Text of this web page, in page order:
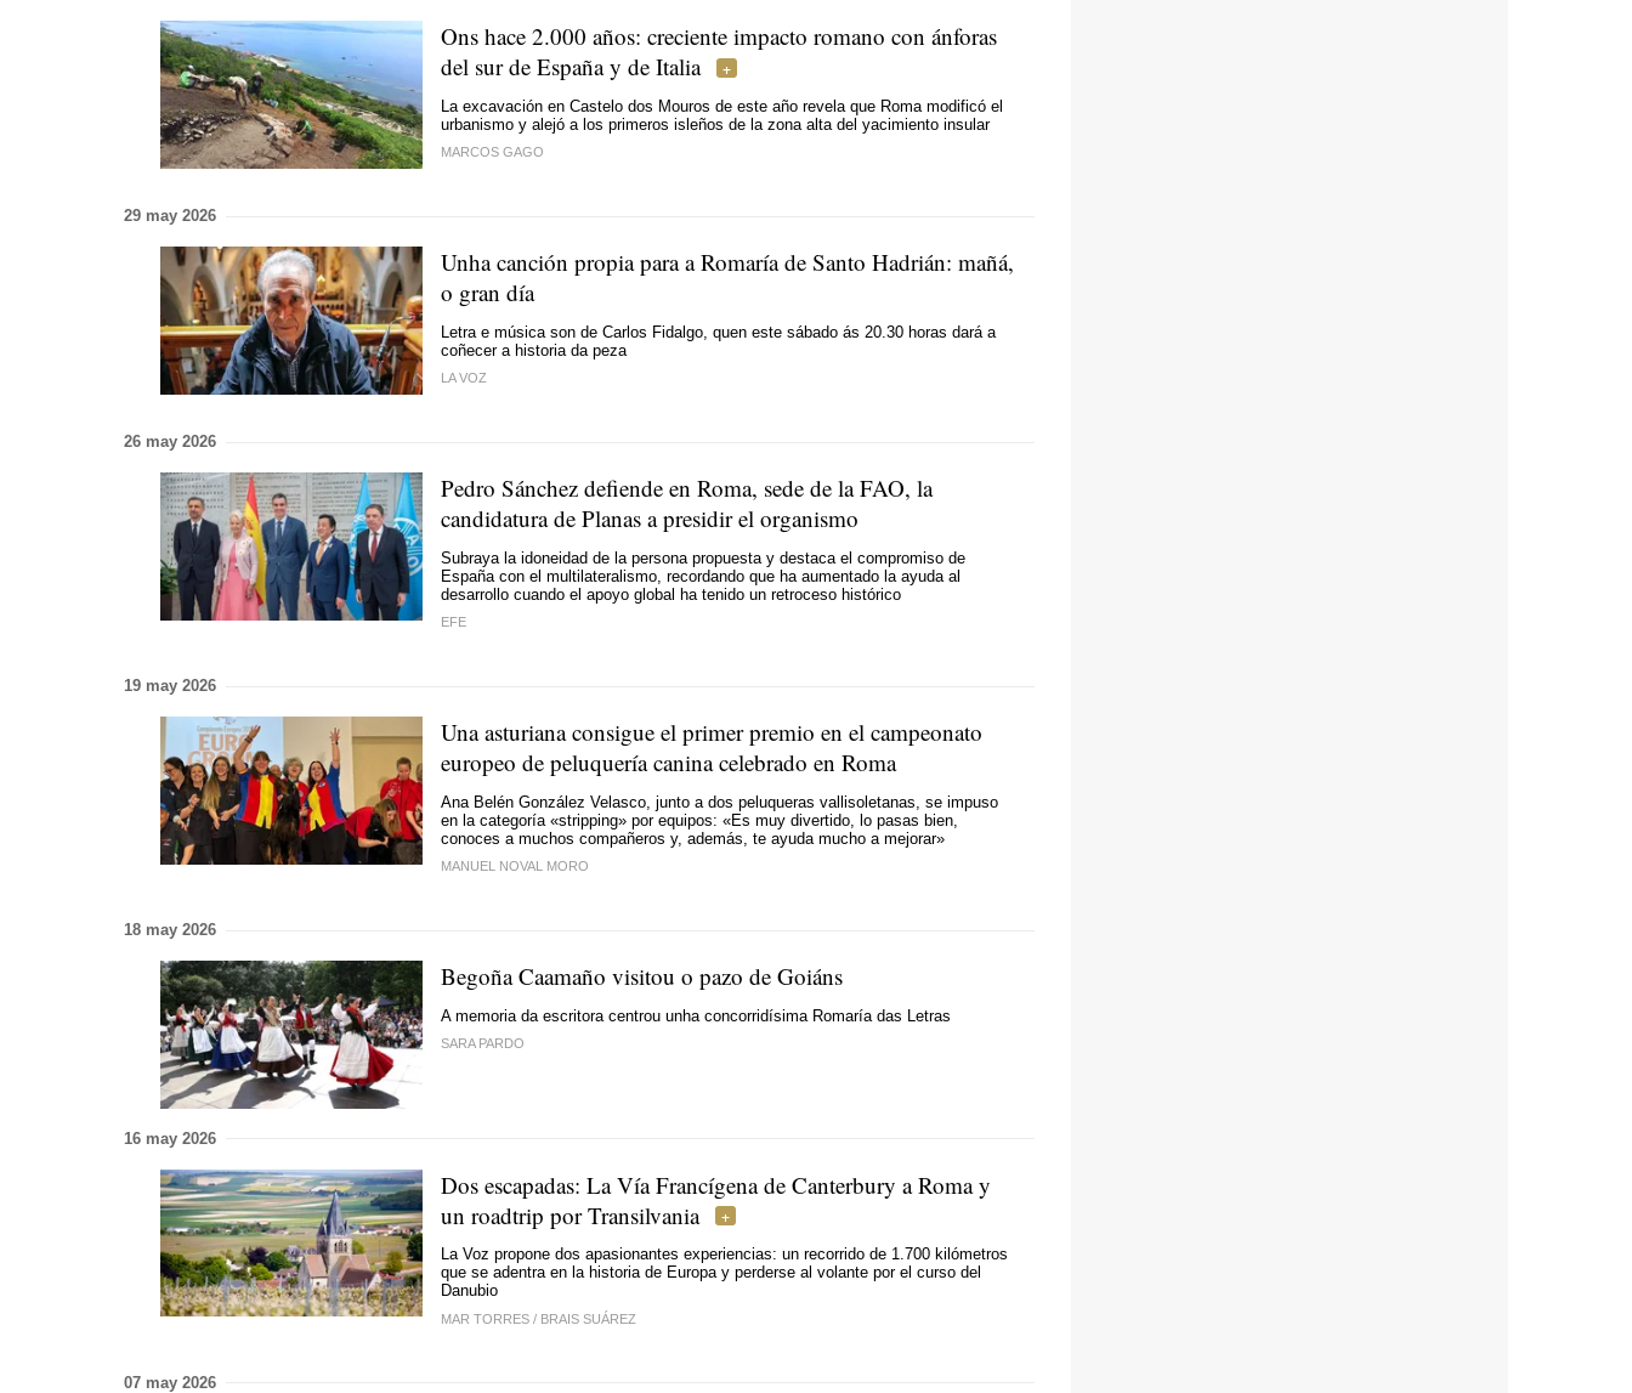
Ons hace 2.000 años: creciente impacto romano con ánforas
del sur de España y de Italia
La excavación en Castelo dos Mouros de este año revela que Roma modificó el
urbanismo y alejó a los primeros isleños de la zona alta del yacimiento insular
MARCOS GAGO
29 may 2026
Unha canción propia para a Romaría de Santo Hadrián: mañá,
o gran día
Letra e música son de Carlos Fidalgo, quen este sábado ás 20.30 horas dará a
coñecer a historia da peza
LA VOZ
26 may 2026
Pedro Sánchez defiende en Roma, sede de la FAO, la
candidatura de Planas a presidir el organismo
Subraya la idoneidad de la persona propuesta y destaca el compromiso de
España con el multilateralismo, recordando que ha aumentado la ayuda al
desarrollo cuando el apoyo global ha tenido un retroceso histórico
EFE
19 may 2026
Una asturiana consigue el primer premio en el campeonato
europeo de peluquería canina celebrado en Roma
Ana Belén González Velasco, junto a dos peluqueras vallisoletanas, se impuso
en la categoría «stripping» por equipos: «Es muy divertido, lo pasas bien,
conoces a muchos compañeros y, además, te ayuda mucho a mejorar»
MANUEL NOVAL MORO
18 may 2026
Begoña Caamaño visitou o pazo de Goiáns
A memoria da escritora centrou unha concorridísima Romaría das Letras
SARA PARDO
16 may 2026
Dos escapadas: La Vía Francígena de Canterbury a Roma y
un roadtrip por Transilvania
La Voz propone dos apasionantes experiencias: un recorrido de 1.700 kilómetros
que se adentra en la historia de Europa y perderse al volante por el curso del
Danubio
MAR TORRES / BRAIS SUÁREZ
07 may 2026